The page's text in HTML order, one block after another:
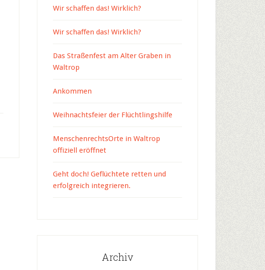
Wir schaffen das! Wirklich?
Wir schaffen das! Wirklich?
Das Straßenfest am Alter Graben in
Waltrop
Ankommen
Weihnachtsfeier der Flüchtlingshilfe
MenschenrechtsOrte in Waltrop
offiziell eröffnet
Geht doch! Geflüchtete retten und
erfolgreich integrieren.
Archiv